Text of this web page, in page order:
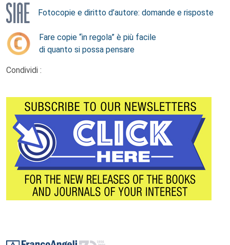
Fotocopie e diritto d’autore: domande e risposte
Fare copie “in regola” è più facile
di quanto si possa pensare
Condividi :